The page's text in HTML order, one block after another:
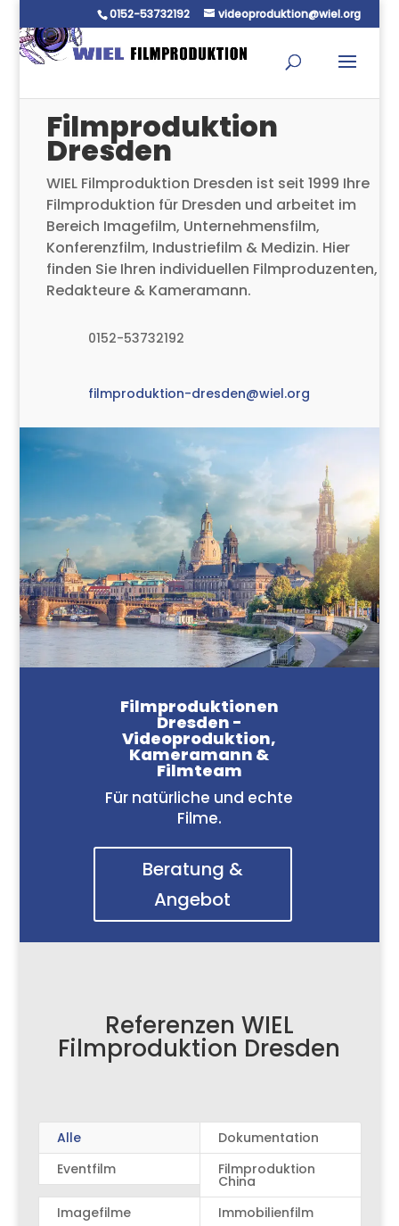
0152-53732192 videoproduktion@wiel.org
Filmproduktion
Dresden
WIEL Filmproduktion Dresden ist seit 1999 Ihre
Filmproduktion für Dresden und arbeitet im
Bereich Imagefilm, Unternehmensfilm,
Konferenzfilm, Industriefilm & Medizin. Hier
finden Sie Ihren individuellen Filmproduzenten,
Redakteure & Kameramann.
0152-53732192
filmproduktion-dresden@wiel.org
Filmproduktionen
Dresden -
Videoproduktion,
Kameramann &
Filmteam
Für natürliche und echte
Filme.
Beratung &
Angebot
Referenzen WIEL
Filmproduktion Dresden
Alle
Dokumentation
Eventfilm
Filmproduktion
China
Imagefilme
Immobilienfilm